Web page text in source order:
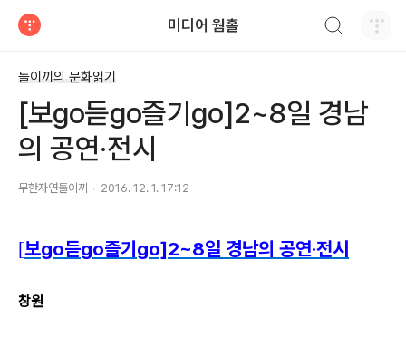
미디어 웜홀
돌이끼의 문화읽기
[보go듣go즐기go]2~8일 경남
의 공연·전시
무한자연돌이끼 2016. 12. 1. 17:12
[보go듣go즐기go]2~8일 경남의 공연·전시
창원